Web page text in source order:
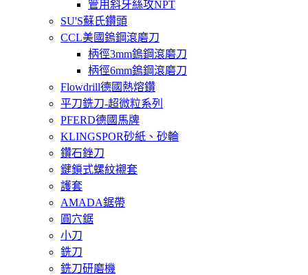
管用斜牙絲攻NPT
SU'S蘇氏鑽頭
CCL美國鎢鋼滾磨刀
柄徑3mm鎢鋼滾磨刀
柄徑6mm鎢鋼滾磨刀
Flowdrill德國熱熔鑽
平刀銑刀-超微粒系列
PFERD德國馬牌
KLINGSPOR砂紙、砂輪
鑽石銼刀
鍵鎖式螺紋襯套
護套
AMADA鋸帶
圓穴鋸
小刀
銑刀
銑刀研磨機